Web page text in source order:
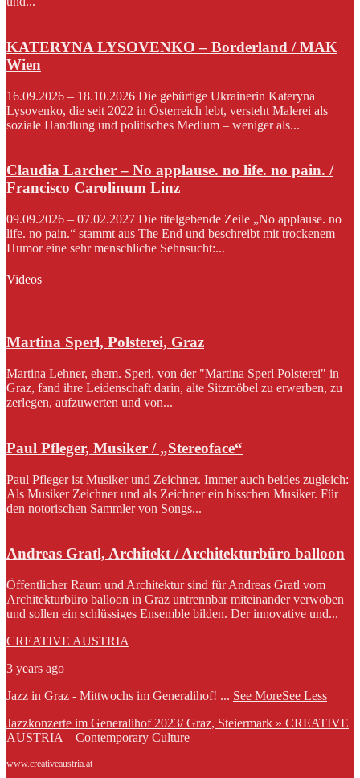
KATERYNA LYSOVENKO – Borderland / MAK
Wien
16.09.2026 – 18.10.2026 Die gebürtige Ukrainerin Kateryna
Lysovenko, die seit 2022 in Österreich lebt, versteht Malerei als
soziale Handlung und politisches Medium – weniger als...
Claudia Larcher – No applause. no life. no pain. /
Francisco Carolinum Linz
09.09.2026 – 07.02.2027 Die titelgebende Zeile „No applause. no
life. no pain.“ stammt aus The End und beschreibt mit trockenem
Humor eine sehr menschliche Sehnsucht:...
Videos
Martina Sperl, Polsterei, Graz
Martina Lehner, ehem. Sperl, von der "Martina Sperl Polsterei" in
Graz, fand ihre Leidenschaft darin, alte Sitzmöbel zu erwerben, zu
zerlegen, aufzuwerten und von...
Paul Pfleger, Musiker / „Stereoface“
Paul Pfleger ist Musiker und Zeichner. Immer auch beides zugleich:
Als Musiker Zeichner und als Zeichner ein bisschen Musiker. Für
den notorischen Sammler von Songs...
Andreas Gratl, Architekt / Architekturbüro balloon
Öffentlicher Raum und Architektur sind für Andreas Gratl vom
Architekturbüro balloon in Graz untrennbar miteinander verwoben
und sollen ein schlüssiges Ensemble bilden. Der innovative und...
CREATIVE AUSTRIA
3 years ago
Jazz in Graz - Mittwochs im Generalihof! ... See MoreSee Less
Jazzkonzerte im Generalihof 2023/ Graz, Steiermark » CREATIVE
AUSTRIA – Contemporary Culture
www.creativeaustria.at